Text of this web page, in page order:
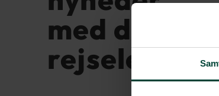
med dansk
rejseleder